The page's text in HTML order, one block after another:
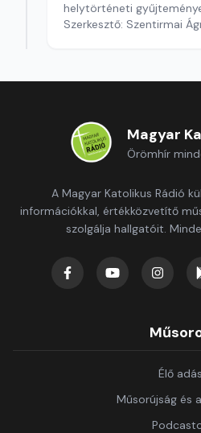
helytörténeti
Szerkesztő: Szentirmai
Magyar
Örömhír
A Magyar Katolikus Rádió
információkkal, értékközvetítő
szolgálja hallgatóit.
Élő adás
Műsorújság és